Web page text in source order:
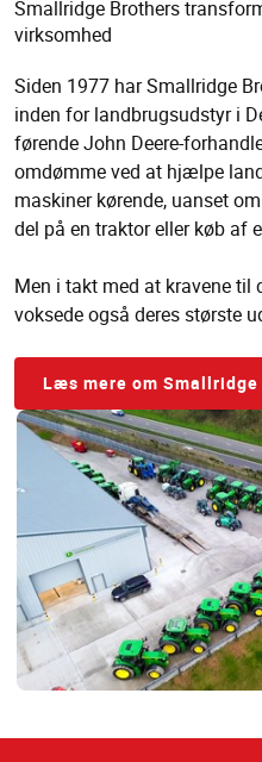
Smallridge Brothers
virksomhed
Siden 1977 har Smallridge
inden for landbrugsudstyr i
førende John Deere-
omdømme ved at hjælpe
maskiner kørende, uanset
del på en traktor eller køb af
Men i takt med at kravene til
voksede også deres største
Læs mere om